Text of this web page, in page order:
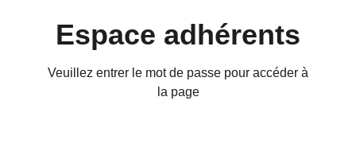
Espace adhérents
Veuillez entrer le mot de passe pour accéder à
la page